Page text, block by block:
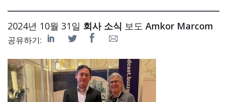
2024년 10월 31일 회사 소식 보도 Amkor Marcom
공유하기: